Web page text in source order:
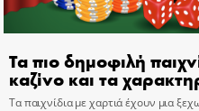
Τα πιο δημοφιλή
καζίνο και τα
Τα παιχνίδια με χαρτιά έχουν μια